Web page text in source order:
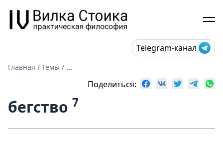
Telegram-канал
Главная / Темы / ...
Поделиться:
бегство 7